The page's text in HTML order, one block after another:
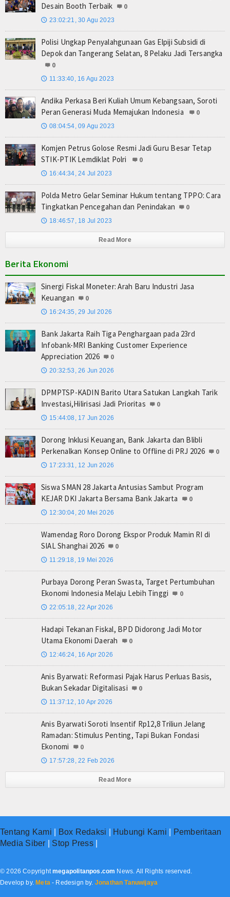
Desain Booth Terbaik
0
🕔 23:02:21, 30 Agu 2023
Polisi Ungkap Penyalahgunaan Gas Elpiji Subsidi di
Depok dan Tangerang Selatan, 8 Pelaku Jadi Tersangka
0
🕔 11:33:40, 16 Agu 2023
Andika Perkasa Beri Kuliah Umum Kebangsaan, Soroti
Peran Generasi Muda Memajukan Indonesia
0
🕔 08:04:54, 09 Agu 2023
Komjen Petrus Golose Resmi Jadi Guru Besar Tetap
STIK-PTIK Lemdiklat Polri
0
🕔 16:44:34, 24 Jul 2023
Polda Metro Gelar Seminar Hukum tentang TPPO: Cara
Tingkatkan Pencegahan dan Penindakan
0
🕔 18:46:57, 18 Jul 2023
Read More
Berita Ekonomi
Sinergi Fiskal Moneter: Arah Baru Industri Jasa
Keuangan
0
🕔 16:24:35, 29 Jul 2026
Bank Jakarta Raih Tiga Penghargaan pada 23rd
Infobank-MRI Banking Customer Experience
Appreciation 2026
0
🕔 20:32:53, 26 Jun 2026
DPMPTSP-KADIN Barito Utara Satukan Langkah Tarik
Investasi,Hilirisasi Jadi Prioritas
0
🕔 15:44:08, 17 Jun 2026
Dorong Inklusi Keuangan, Bank Jakarta dan Blibli
Perkenalkan Konsep Online to Offline di PRJ 2026
0
🕔 17:23:31, 12 Jun 2026
Siswa SMAN 28 Jakarta Antusias Sambut Program
KEJAR DKI Jakarta Bersama Bank Jakarta
0
🕔 12:30:04, 20 Mei 2026
Wamendag Roro Dorong Ekspor Produk Mamin RI di
SIAL Shanghai 2026
0
🕔 11:29:18, 19 Mei 2026
Purbaya Dorong Peran Swasta, Target Pertumbuhan
Ekonomi Indonesia Melaju Lebih Tinggi
0
🕔 22:05:18, 22 Apr 2026
Hadapi Tekanan Fiskal, BPD Didorong Jadi Motor
Utama Ekonomi Daerah
0
🕔 12:46:24, 16 Apr 2026
Anis Byarwati: Reformasi Pajak Harus Perluas Basis,
Bukan Sekadar Digitalisasi
0
🕔 11:37:12, 10 Apr 2026
Anis Byarwati Soroti Insentif Rp12,8 Triliun Jelang
Ramadan: Stimulus Penting, Tapi Bukan Fondasi
Ekonomi
0
🕔 17:57:28, 22 Feb 2026
Read More
Tentang Kami Box Redaksi Hubungi Kami
Pemberitaan
Media Siber
Stop Press|
© 2026 Copyrightmegapolitanpos.com News. All Rights reserved.
Develop by. Meta- Redesign by. Jonathan Tanuwijaya